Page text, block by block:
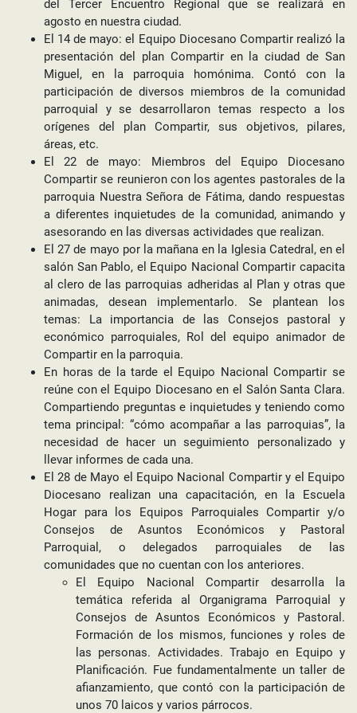
del Tercer Encuentro Regional que se realizará en
agosto en nuestra ciudad.
El 14 de mayo: el Equipo Diocesano Compartir realizó la
presentación del plan Compartir en la ciudad de San
Miguel, en la parroquia homónima. Contó con la
participación de diversos miembros de la comunidad
parroquial y se desarrollaron temas respecto a los
orígenes del plan Compartir, sus objetivos, pilares,
áreas, etc.
El 22 de mayo: Miembros del Equipo Diocesano
Compartir se reunieron con los agentes pastorales de la
parroquia Nuestra Señora de Fátima, dando respuestas
a diferentes inquietudes de la comunidad, animando y
asesorando en las diversas actividades que realizan.
El 27 de mayo por la mañana en la Iglesia Catedral, en el
salón San Pablo, el Equipo Nacional Compartir capacita
al clero de las parroquias adheridas al Plan y otras que
animadas, desean implementarlo. Se plantean los
temas: La importancia de las Consejos pastoral y
económico parroquiales, Rol del equipo animador de
Compartir en la parroquia.
En horas de la tarde el Equipo Nacional Compartir se
reúne con el Equipo Diocesano en el Salón Santa Clara.
Compartiendo preguntas e inquietudes y teniendo como
tema principal: “cómo acompañar a las parroquias”, la
necesidad de hacer un seguimiento personalizado y
llevar informes de cada una.
El 28 de Mayo el Equipo Nacional Compartir y el Equipo
Diocesano realizan una capacitación, en la Escuela
Hogar para los Equipos Parroquiales Compartir y/o
Consejos de Asuntos Económicos y Pastoral
Parroquial, o delegados parroquiales de las
comunidades que no cuentan con los anteriores.
El Equipo Nacional Compartir desarrolla la
temática referida al Organigrama Parroquial y
Consejos de Asuntos Económicos y Pastoral.
Formación de los mismos, funciones y roles de
las personas. Actividades. Trabajo en Equipo y
Planificación. Fue fundamentalmente un taller de
afianzamiento, que contó con la participación de
unos 70 laicos y varios párrocos.